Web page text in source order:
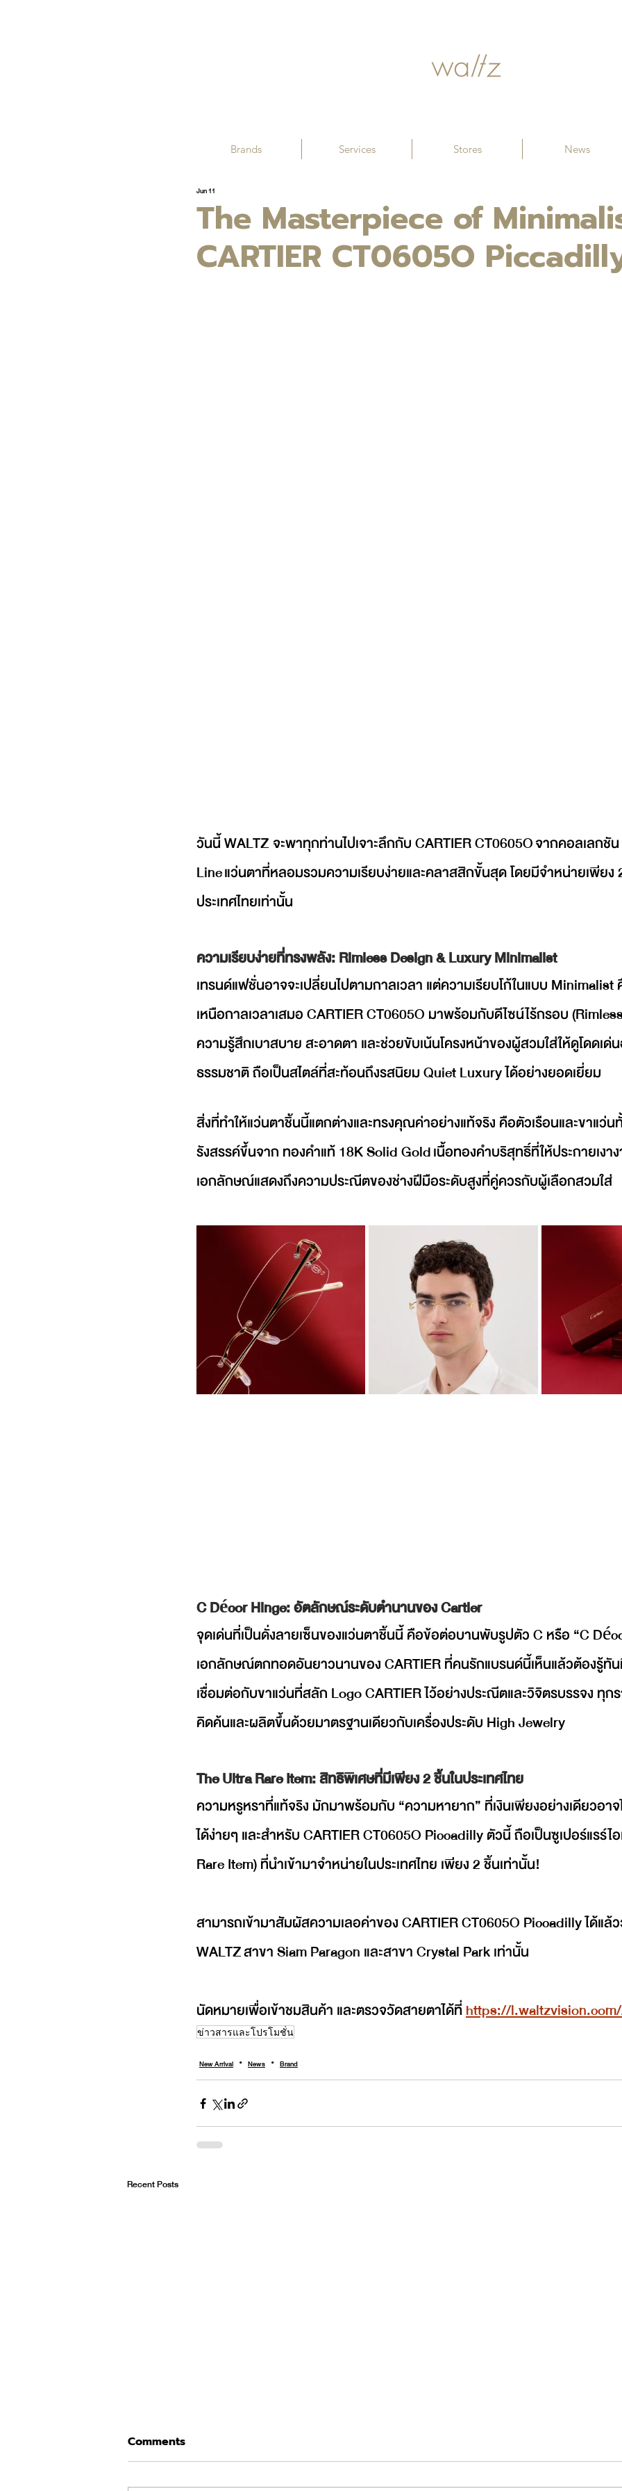
The Masterpiece of
CARTIER CT0605O
Jun 11
วันนี้ WALTZ จะพาทุกท่านไปเจาะลึกกับ CARTIER CT0605O จากคอลเลกชั
Line แว่นตาที่หลอมรวมความเรียบง่ายและคลาสสิกขั้นสุด โดยมีจำหน่ายเพียง
ประเทศไทยเท่านั้น
ความเรียบง่ายที่ทรงพลัง: Rimless Design & Luxury Minimalist
เทรนด์แฟชั่นอาจจะเปลี่ยนไปตามกาลเวลา แต่ความเรียบโก้ในแบบ Minimalist
เหนือกาลเวลาเสมอ CARTIER CT0605O มาพร้อมกับดีไซน์ไร้กรอบ
ความรู้สึกเบาสบาย สะอาดตา และช่วยขับเน้นโครงหน้าของผู้สวมใส่ให้ดูโดดเด่
ธรรมชาติ ถือเป็นสไตล์ที่สะท้อนถึงรสนิยม Quiet Luxury ได้อย่างยอดเยี่ยม
สิ่งที่ทำให้แว่นตาชิ้นนี้แตกต่างและทรงคุณค่าอย่างแท้จริง คือตัวเรือนและขาแว่
รังสรรค์ขึ้นจาก ทองคำแท้ 18K Solid Gold เนื้อทองคำบริสุทธิ์ที่ให้ประกายเงา
เอกลักษณ์แสดงถึงความประณีตของช่างฝีมือระดับสูงที่คู่ควรกับผู้เลือกสวมใส่
C Décor Hinge: อัตลักษณ์ระดับตำนานของ Cartier
จุดเด่นที่เป็นดั่งลายเซ็นของแว่นตาชิ้นนี้ คือข้อต่อบานพับรูปตัว C หรือ “C
เอกลักษณ์ตกทอดอันยาวนานของ CARTIER ที่คนรักแบรนด์นี้เห็นแล้วต้องรู้ทั
เชื่อมต่อกับขาแว่นที่สลัก Logo CARTIER ไว้อย่างประณีตและวิจิตรบรรจง ทุก
คิดค้นและผลิตขึ้นด้วยมาตรฐานเดียวกับเครื่องประดับ High Jewelry
The Ultra Rare Item: สิทธิพิเศษที่มีเพียง 2 ชิ้นในประเทศไทย
ความหรูหราที่แท้จริง มักมาพร้อมกับ “ความหายาก” ที่เงินเพียงอย่างเดียวอา
ได้ง่ายๆ และสำหรับ CARTIER CT0605O Piccadilly ตัวนี้ ถือเป็นซูเปอร์แรร์ไ
Rare Item) ที่นำเข้ามาจำหน่ายในประเทศไทย เพียง 2 ชิ้นเท่านั้น!
สามารถเข้ามาสัมผัสความเลอค่าของ CARTIER CT0605O Piccadilly ได้แล้
WALTZ สาขา Siam Paragon และสาขา Crystal Park เท่านั้น
นัดหมายเพื่อเข้าชมสินค้า และตรวจวัดสายตาได้ที่ https://
ข่าวสารและโปรโมชั่น
New Arrival News Brand
Recent Posts
Comments
Brands Services Stores News